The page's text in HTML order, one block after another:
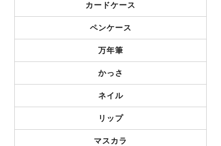
カードケース
ペンケース
万年筆
かっさ
ネイル
リップ
マスカラ